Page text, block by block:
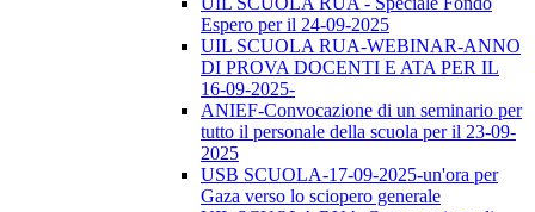
Espero per il 24-09-2025
UIL SCUOLA RUA-WEBINAR-ANNO
DI PROVA DOCENTI E ATA PER IL
16-09-2025-
ANIEF-Convocazione di un seminario per
tutto il personale della scuola per il 23-09-
2025
USB SCUOLA-17-09-2025-un'ora per
Gaza verso lo sciopero generale